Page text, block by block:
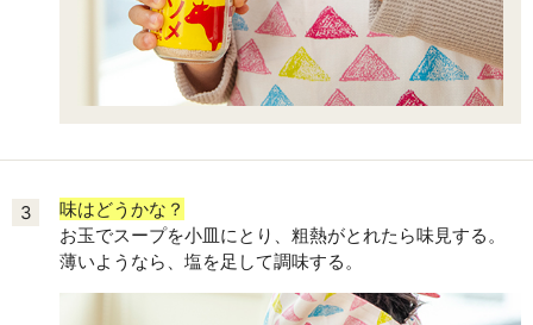
3
味はどうかな？
お玉でスープを小皿にとり、粗熱がとれたら味見する。
薄いようなら、塩を足して調味する。